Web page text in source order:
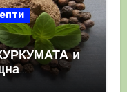
и